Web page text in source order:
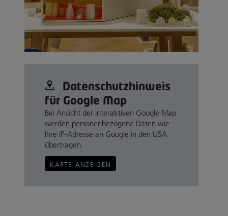
Datenschutz­hinweis
für Google Map
Bei Ansicht der interaktiven Google Map
werden personenbezogene Daten wie
Ihre IP-Adresse an Google in den USA
übertragen.
KARTE ANZEIGEN